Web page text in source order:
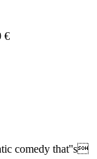
€
comedy that''s